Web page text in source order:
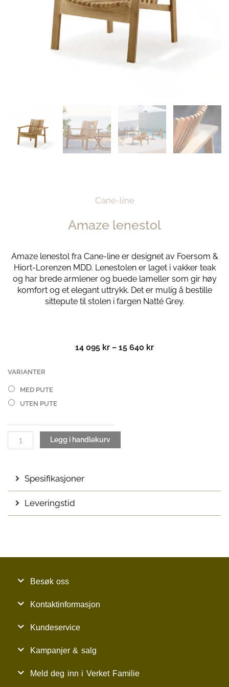
Cane-line
Amaze lenestol
Amaze lenestol fra Cane-lineer designet av Foersom &
Hiort-Lorenzen MDD. Lenestolen er laget i vakker teak
og har brede armlener og buede lameller som gir høy
komfort og et elegant uttrykk. Det er mulig å bestille
sittepute til stolen i fargen Natté Grey.
14 095 kr – 15 640 krPrisområde:
VARIANTER
MED PUTE
UTEN PUTE
Amaze
antall
Legg i handlekurv
Spesifikasjoner
Leveringstid
Besøk oss
Kontaktinformasjon
Kundeservice
Kampanjer & salg
Meld deg inn i Verket Familie